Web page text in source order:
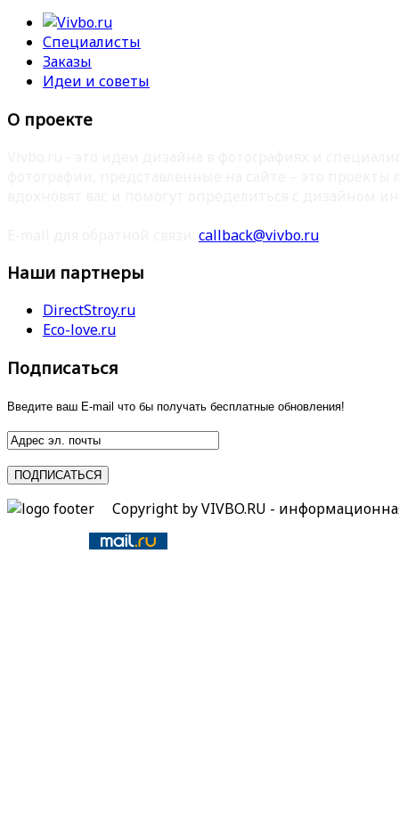
Специалисты
Заказы
Идеи и советы
О проекте
callback@vivbo.ru
Наши партнеры
DirectStroy.ru
Eco-love.ru
Подписаться
Введите ваш E-mail что бы получать бесплатные обновления!
Copyright by VIVBO.RU -